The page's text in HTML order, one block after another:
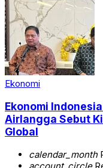
Ekonomi
Ekonomi
Airlangga Sebut
Global
calendar_month
account_circle